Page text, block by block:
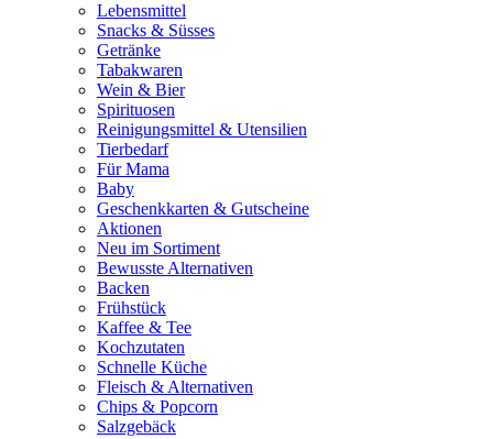
Lebensmittel
Snacks & Süsses
Getränke
Tabakwaren
Wein & Bier
Spirituosen
Reinigungsmittel & Utensilien
Tierbedarf
Für Mama
Baby
Geschenkkarten & Gutscheine
Aktionen
Neu im Sortiment
Bewusste Alternativen
Backen
Frühstück
Kaffee & Tee
Kochzutaten
Schnelle Küche
Fleisch & Alternativen
Chips & Popcorn
Salzgebäck